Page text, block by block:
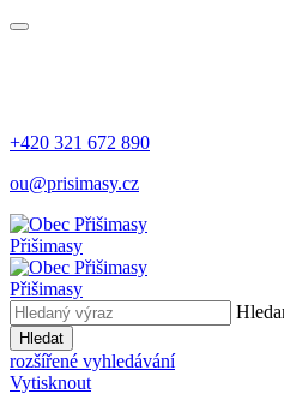
+420 321 672 890
ou@prisimasy.cz
Přišimasy
Přišimasy
Hledat
rozšířené vyhledávání
Vytisknout